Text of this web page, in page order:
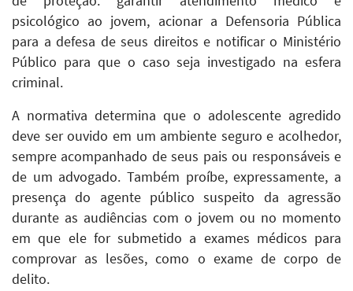
psicológico ao jovem, acionar a Defensoria Pública
para a defesa de seus direitos e notificar o Ministério
Público para que o caso seja investigado na esfera
criminal.
A normativa determina que o adolescente agredido
deve ser ouvido em um ambiente seguro e acolhedor,
sempre acompanhado de seus pais ou responsáveis e
de um advogado. Também proíbe, expressamente, a
presença do agente público suspeito da agressão
durante as audiências com o jovem ou no momento
em que ele for submetido a exames médicos para
comprovar as lesões, como o exame de corpo de
delito.